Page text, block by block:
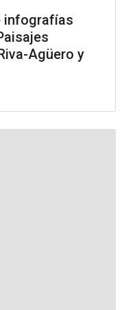
infografías
Agüero y